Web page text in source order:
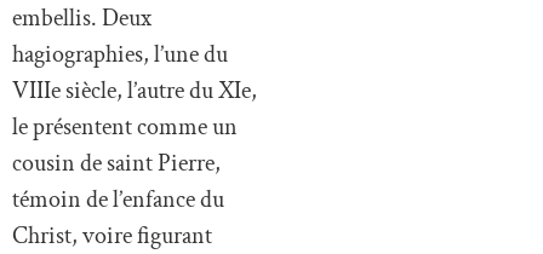
embellis. Deux
hagiographies, l’une du
VIIIe siècle, l’autre du XIe,
le présentent comme un
cousin de saint Pierre,
témoin de l’enfance du
Christ, voire figurant